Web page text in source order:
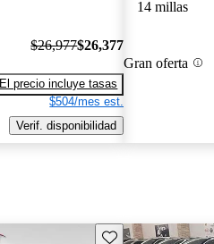
$26,977$26,377
El precio incluye tasas
$504/mes est.
Verif. disponibilidad
14 millas
Gran oferta
Guarda este Aviso